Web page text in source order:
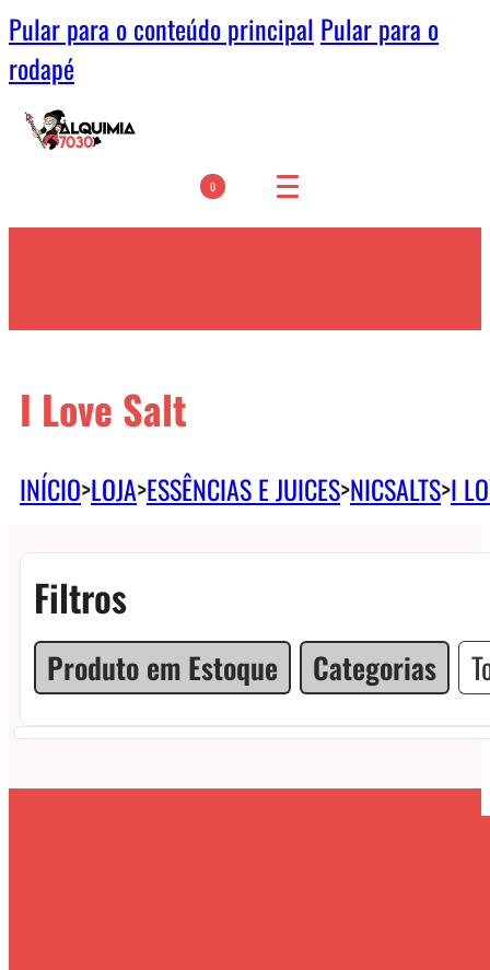
Pular para o conteúdo principal Pular para o
rodapé
0
I Love Salt
INÍCIO>LOJA>ESSÊNCIAS E JUICES>NICSALTS>I
Filtros
Produto em Estoque Categorias